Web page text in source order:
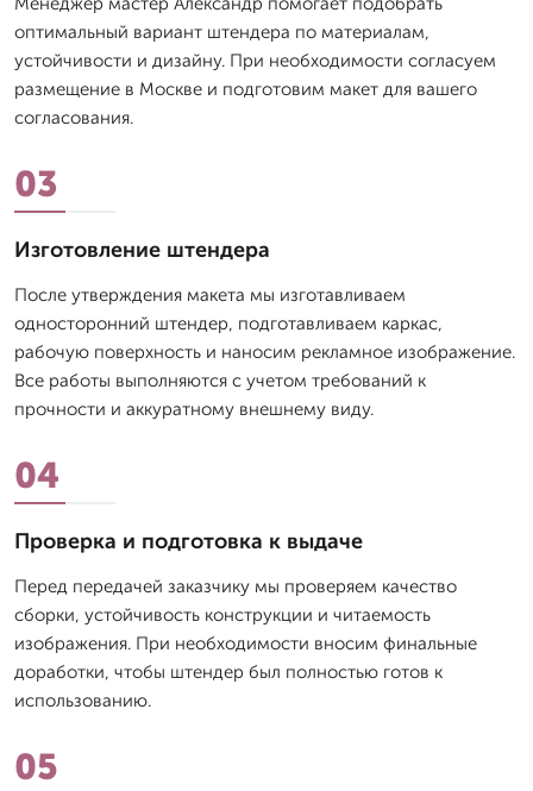
оптимальный вариант штендера по материалам,
устойчивости и дизайну. При необходимости согласуем
размещение в Москве и подготовим макет для вашего
согласования.
03
Изготовление штендера
После утверждения макета мы изготавливаем
односторонний штендер, подготавливаем каркас,
рабочую поверхность и наносим рекламное изображение.
Все работы выполняются с учетом требований к
прочности и аккуратному внешнему виду.
04
Проверка и подготовка к выдаче
Перед передачей заказчику мы проверяем качество
сборки, устойчивость конструкции и читаемость
изображения. При необходимости вносим финальные
доработки, чтобы штендер был полностью готов к
использованию.
05